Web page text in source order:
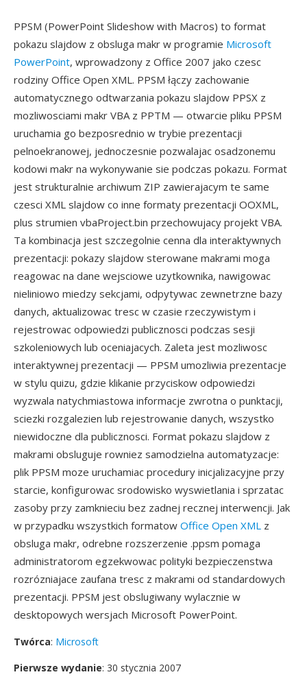
PPSM (PowerPoint Slideshow with Macros) to format
pokazu slajdow z obsluga makr w programie Microsoft
PowerPoint, wprowadzony z Office 2007 jako czesc
rodziny Office Open XML. PPSM łączy zachowanie
automatycznego odtwarzania pokazu slajdow PPSX z
mozliwosciami makr VBA z PPTM — otwarcie pliku PPSM
uruchamia go bezposrednio w trybie prezentacji
pelnoekranowej, jednoczesnie pozwalajac osadzonemu
kodowi makr na wykonywanie sie podczas pokazu. Format
jest strukturalnie archiwum ZIP zawierajacym te same
czesci XML slajdow co inne formaty prezentacji OOXML,
plus strumien vbaProject.bin przechowujacy projekt VBA.
Ta kombinacja jest szczegolnie cenna dla interaktywnych
prezentacji: pokazy slajdow sterowane makrami moga
reagowac na dane wejsciowe uzytkownika, nawigowac
nieliniowo miedzy sekcjami, odpytywac zewnetrzne bazy
danych, aktualizowac tresc w czasie rzeczywistym i
rejestrowac odpowiedzi publicznosci podczas sesji
szkoleniowych lub oceniajacych. Zaleta jest mozliwosc
interaktywnej prezentacji — PPSM umozliwia prezentacje
w stylu quizu, gdzie klikanie przyciskow odpowiedzi
wyzwala natychmiastowa informacje zwrotna o punktacji,
sciezki rozgalezien lub rejestrowanie danych, wszystko
niewidoczne dla publicznosci. Format pokazu slajdow z
makrami obsluguje rowniez samodzielna automatyzacje:
plik PPSM moze uruchamiac procedury inicjalizacyjne przy
starcie, konfigurowac srodowisko wyswietlania i sprzatac
zasoby przy zamknieciu bez zadnej recznej interwencji. Jak
w przypadku wszystkich formatow Office Open XML z
obsluga makr, odrebne rozszerzenie .ppsm pomaga
administratorom egzekwowac polityki bezpieczenstwa
rozrózniajace zaufana tresc z makrami od standardowych
prezentacji. PPSM jest obslugiwany wylacznie w
desktopowych wersjach Microsoft PowerPoint.
Twórca: Microsoft
Pierwsze wydanie: 30 stycznia 2007